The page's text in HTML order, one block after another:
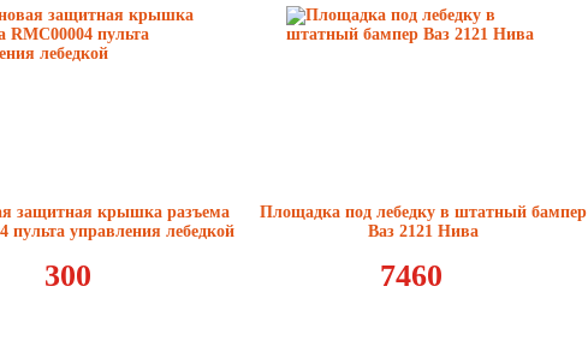
22
26
защитная крышка разъема
пульта управления лебедкой
300
Площадка под лебедку в штатный бампер
Ваз 2121 Нива
7460